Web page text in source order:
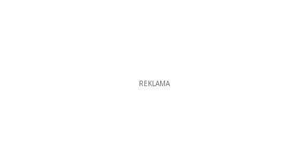
REKLAMA